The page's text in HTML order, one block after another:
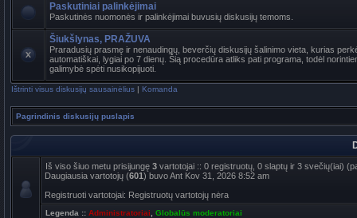
Paskutiniai palinkėjimai
Paskutinės nuomonės ir palinkėjimai buvusių diskusijų temoms.
Šiukšlynas, PRAŽUVA
Praradusių prasmę ir nenaudingų, beverčių diskusijų šalinimo vieta, kurias
automatiškai, lygiai po 7 dienų. Šią procedūra atliks pati programa, todėl
galimybė spėti nusikopijuoti.
Ištrinti visus diskusijų sausainėlius | Komanda
Pagrindinis diskusijų puslapis
Iš viso šiuo metu prisijungę 3 vartotojai :: 0 registruotų, 0 slaptų ir 3 svečių(iai)
Daugiausia vartotojų (601) buvo Ant Kov 31, 2026 8:52 am
Registruoti vartotojai: Registruotų vartotojų nėra
Legenda :: Administratoriai Globalūs moderatoriai